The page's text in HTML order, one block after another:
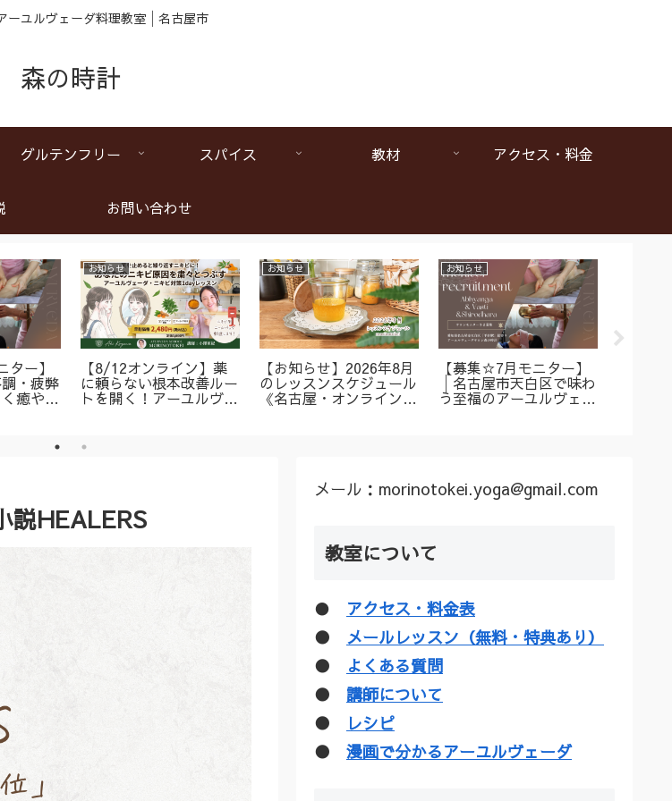
ーユルヴェーダ料理教室│名古屋市
森の時計
グルテンフリー スパイス 教材 アクセス・料金
お問い合わせ
ター】
・疲弊
癒やす
お知らせ
【8/12オンライン】薬
に頼らない根本改善ルー
トを開く！アーユルヴェ
付き）
お知らせ
【お知らせ】2026年8月
のレッスンスケジュール
《名古屋・オンラインア
お知らせ
【募集☆7月モニター】
│名古屋市天白区で味わ
う至福のアーユルヴェー
説HEALERS
メール：morinotokei.yoga@gmail.com
教室について
● アクセス・料金表
● メールレッスン（無料・特典あり）
●
よくある質問
● 講師について
●
レシピ
● 漫画で分かるアーユルヴェーダ